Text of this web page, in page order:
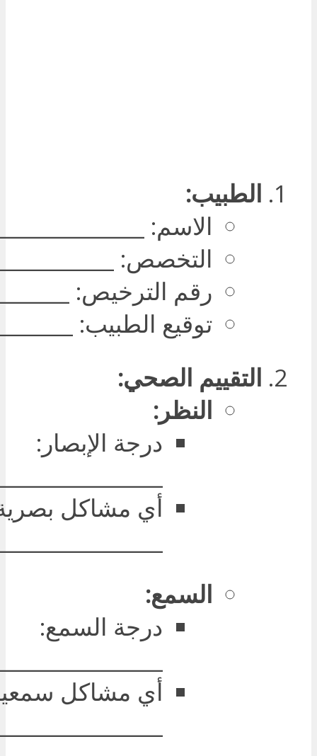
الطبيب:
الاسم:
التخصص:
رقم الترخيص:
توقيع الطبيب:
التقييم الصحي:
النظر:
درجة الإبصار:
أي مشاكل
السمع:
درجة السمع:
أي مشاكل